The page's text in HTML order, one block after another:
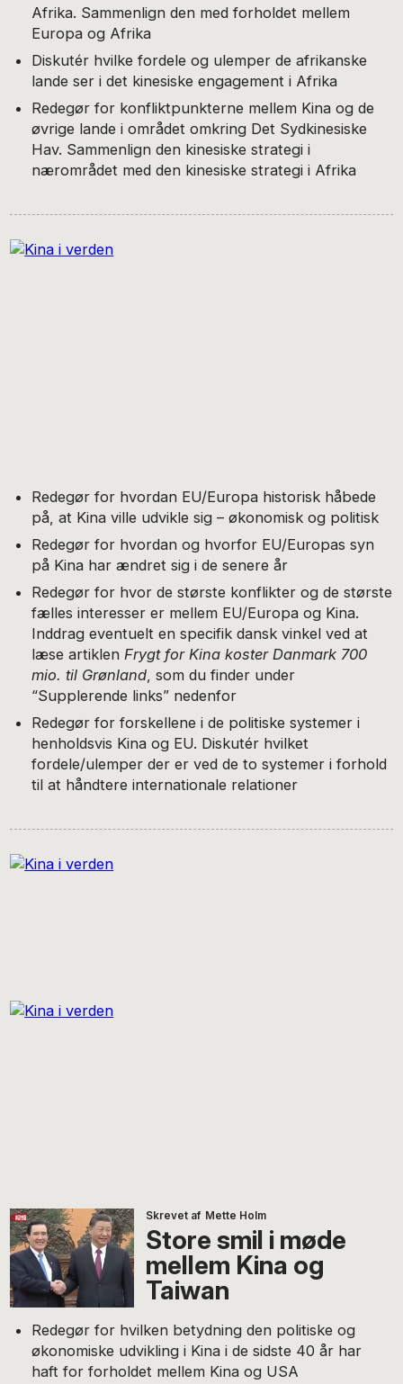
Afrika. Sammenlign den med forholdet mellem
Europa og Afrika
Diskutér hvilke fordele og ulemper de afrikanske
lande ser i det kinesiske engagement i Afrika
Redegør for konfliktpunkterne mellem Kina og de
øvrige lande i området omkring Det Sydkinesiske
Hav. Sammenlign den kinesiske strategi i
nærområdet med den kinesiske strategi i Afrika
Redegør for hvordan EU/Europa historisk håbede
på, at Kina ville udvikle sig – økonomisk og politisk
Redegør for hvordan og hvorfor EU/Europas syn
på Kina har ændret sig i de senere år
Redegør for hvor de største konflikter og de største
fælles interesser er mellem EU/Europa og Kina.
Inddrag eventuelt en specifik dansk vinkel ved at
læse artiklen Frygt for Kina koster Danmark 700
mio. til Grønland, som du finder under
“Supplerende links” nedenfor
Redegør for forskellene i de politiske systemer i
henholdsvis Kina og EU. Diskutér hvilket
fordele/ulemper der er ved de to systemer i forhold
til at håndtere internationale relationer
Skrevet af Mette Holm
Store smil i møde
mellem Kina og
Taiwan
Redegør for hvilken betydning den politiske og
økonomiske udvikling i Kina i de sidste 40 år har
haft for forholdet mellem Kina og USA